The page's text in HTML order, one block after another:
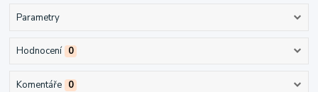
Parametry
Hodnocení 0
Komentáře 0